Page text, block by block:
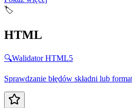
🏷️
HTML
🔍Walidator HTML5
Sprawdzanie błędów składni lub